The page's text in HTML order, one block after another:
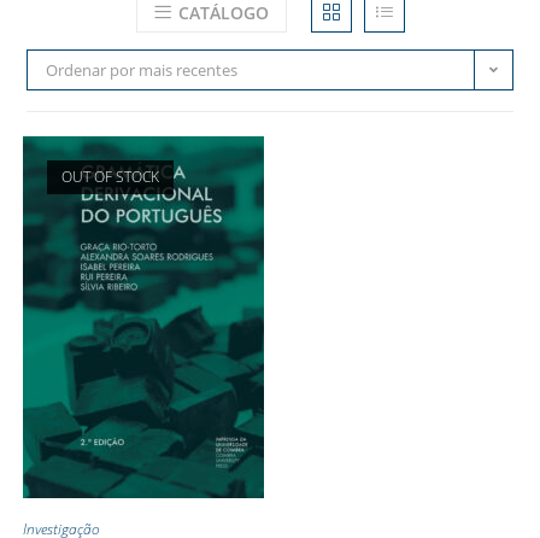
CATÁLOGO
Ordenar por mais recentes
OUT OF STOCK
Investigação